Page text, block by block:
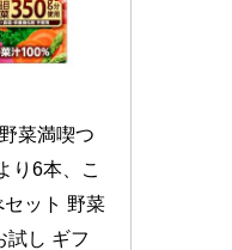
菜満喫つ
り6本、こ
ット 野菜
試し ギフ